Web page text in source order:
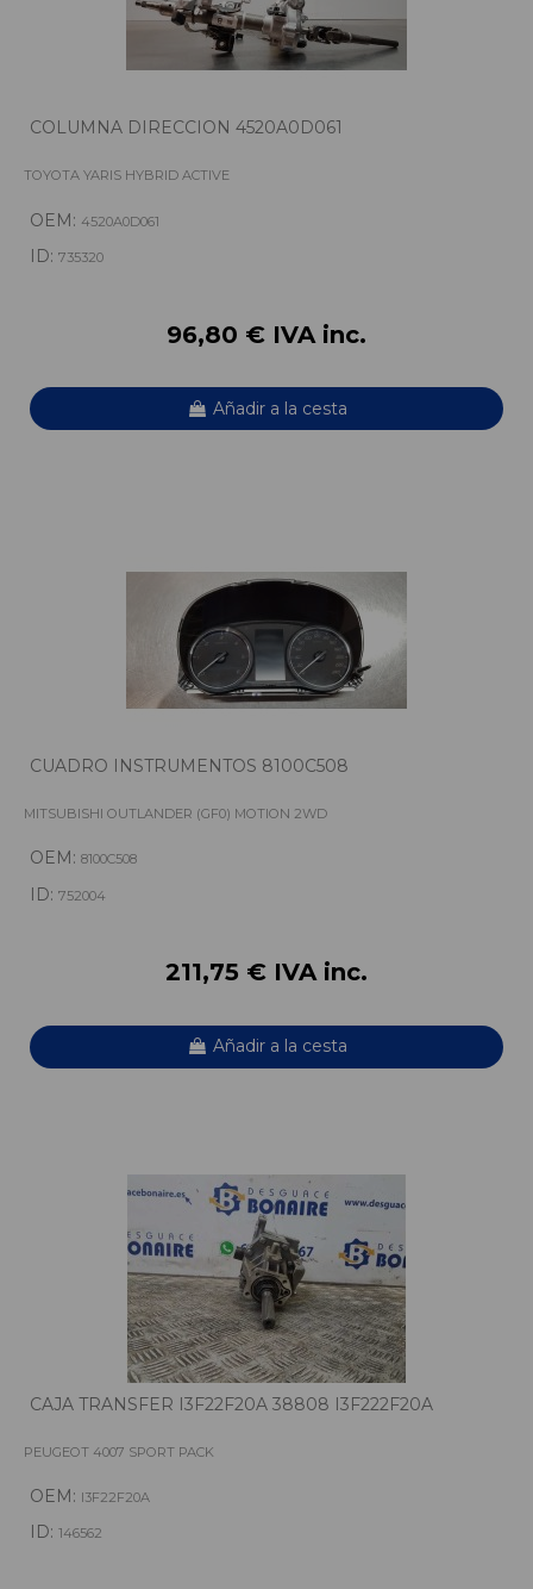
COLUMNA DIRECCION 4520A0D061
TOYOTA YARIS HYBRID ACTIVE
OEM: 4520A0D061
ID: 735320
96,80 € IVA inc.
Añadir a la cesta
CUADRO INSTRUMENTOS 8100C508
MITSUBISHI OUTLANDER (GF0) MOTION 2WD
OEM: 8100C508
ID: 752004
211,75 € IVA inc.
Añadir a la cesta
CAJA TRANSFER I3F22F20A 38808 I3F222F20A
PEUGEOT 4007 SPORT PACK
OEM: I3F22F20A
ID: 146562